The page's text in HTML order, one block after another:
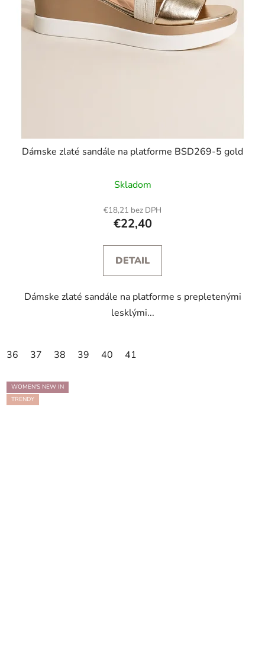
Dámske zlaté sandále na platforme BSD269-5 gold
Skladom
€18,21 bez DPH
€22,40
DETAIL
Dámske zlaté sandále na platforme s prepletenými
lesklými...
36 37 38 39 40 41
WOMEN'S NEW IN
TRENDY